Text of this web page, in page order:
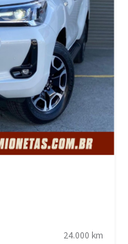
24.000 km